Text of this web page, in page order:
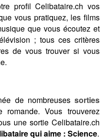
profil Celibataire.ch vos
vous pratiquez, les films
que vous écoutez et
; tous ces critères
de vous trouver si vous
de nombreuses sorties
Vous trouverez
une sortie Celibataire.ch
qui aime : Science.